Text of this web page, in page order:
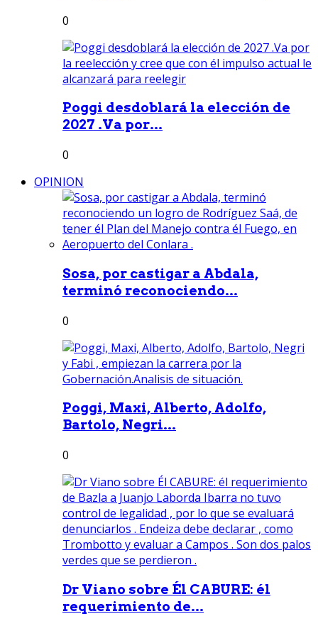
0
Poggi desdoblará la elección de
2027 .Va por...
0
OPINION
Sosa, por castigar a Abdala,
terminó reconociendo...
0
Poggi, Maxi, Alberto, Adolfo,
Bartolo, Negri...
0
Dr Viano sobre Él CABURE: él
requerimiento de...